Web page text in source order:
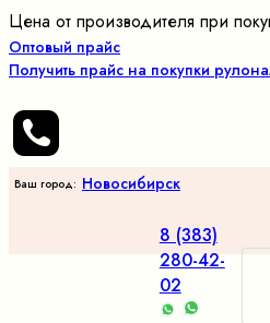
Цена от производителя при
Оптовый прайс
Получить прайс на покупки
Ваш город: Новосибирск
8 (383)
280-42-
02